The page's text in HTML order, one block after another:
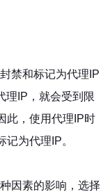
禁和标记为代理IP
理IP，就会受到限
此，使用代理IP时
为代理IP。
因素的影响，选择